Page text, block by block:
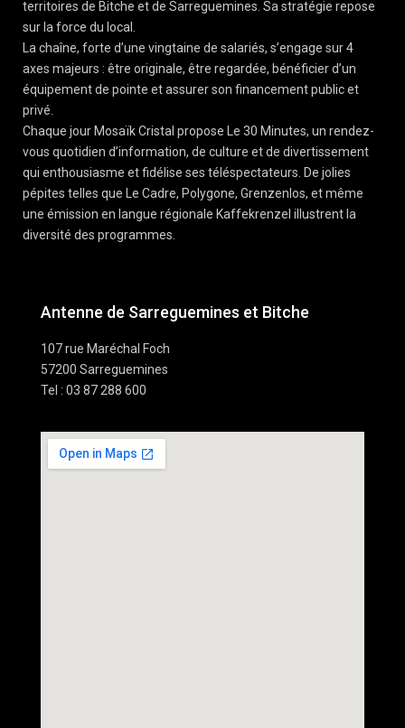
territoires de Bitche et de Sarreguemines. Sa stratégie repose
sur la force du local.
La chaîne, forte d’une vingtaine de salariés, s’engage sur 4
axes majeurs : être originale, être regardée, bénéficier d’un
équipement de pointe et assurer son financement public et
privé.
Chaque jour Mosaïk Cristal propose Le 30 Minutes, un rendez-
vous quotidien d’information, de culture et de divertissement
qui enthousiasme et fidélise ses téléspectateurs. De jolies
pépites telles que Le Cadre, Polygone, Grenzenlos, et même
une émission en langue régionale Kaffekrenzel illustrent la
diversité des programmes.
Antenne de Sarreguemines et Bitche
107 rue Maréchal Foch
57200 Sarreguemines
Tel : 03 87 288 600